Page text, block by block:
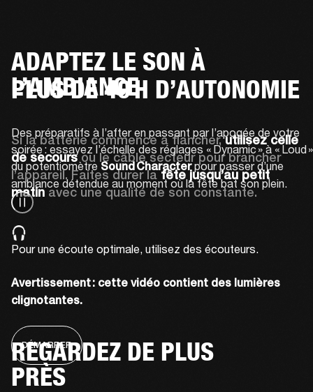
ADAPTEZ LE SON À
L’AMBIANCE
Des préparatifs à l’after en passant par l’apogée de votre
soirée : essayez l’échelle des réglages « Dynamic » à « Loud »
du potentiomètre Sound Character pour passer d’une
ambiance détendue au moment où la fête bat son plein.
Pour une écoute optimale, utilisez des écouteurs.
Avertissement : cette vidéo contient des lumières
clignotantes.
DÉMARRER
PLUS DE 40 H D’AUTONOMIE
Si la batterie commence à flancher, utilisez celle
de secours ou le câble secteur pour brancher
l’appareil. Faites durer la fête jusqu’au petit
matin avec une qualité de son constante.
REGARDEZ DE PLUS
PRÈS